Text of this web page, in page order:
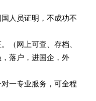
人员证明，不成功不
（网上可查、存档、
落户，进国企，外
一专业服务，可全程